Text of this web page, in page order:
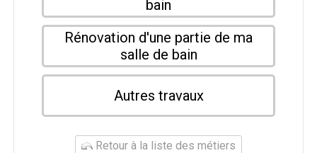
bain
Rénovation d'une partie de ma
salle de bain
Autres travaux
Retour à la liste des métiers